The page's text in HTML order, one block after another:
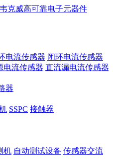
电流传感器 闭环电流传感器
电流传感器 直流漏电流传感器
器
SSPC 接触器
机 自动测试设备 传感器交流